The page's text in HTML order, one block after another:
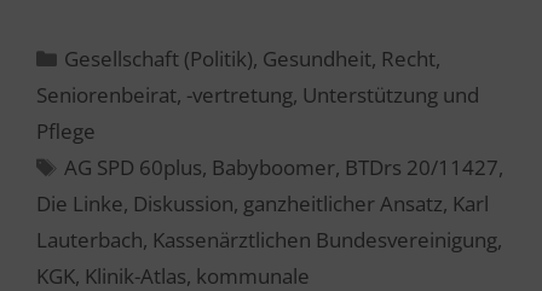
Kategorien
Gesellschaft (Politik), Gesundheit, Recht,
Seniorenbeirat, -vertretung, Unterstützung und
Pflege
Schlagwörter
AG SPD 60plus, Babyboomer, BTDrs 20/11427,
Die Linke, Diskussion, ganzheitlicher Ansatz, Karl
Lauterbach, Kassenärztlichen Bundesvereinigung,
KGK, Klinik-Atlas, kommunale